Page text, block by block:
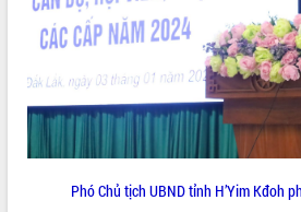
Hội nghị UBND tỉnh Đắk Lắk thường kỳ
tháng 7/2026
Lễ truy tặng danh hiệu “Bà Mẹ Việt
Nam Anh hùng” và trao Huân chương
Lao động
UBND tỉnh Đắk Lắk triển khai nhiệm
vụ 6 tháng cuối năm 2026
Kỳ họp thứ Hai, Hội đồng nhân dân
ALBUM ẢNH
Phó Chủ tịch UBND tỉnh H’Yim Kđoh